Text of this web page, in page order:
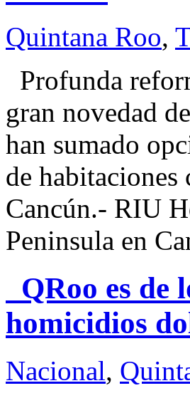
Quintana Roo,
Profunda
gran novedad
han sumado
de
Cancún.- RIU
Peninsula en
QRoo es de
homicidios
Nacional,